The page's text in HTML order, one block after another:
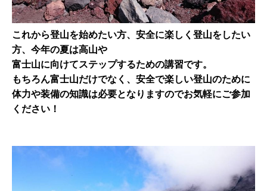
これから登山を始めたい方、安全に楽しく登山をしたい
方、今年の夏は高山や
富士山に向けてステップするための講習です。
もちろん富士山だけでなく、安全で楽しい登山のために
体力や装備の知識は必要となりますのでお気軽にご参加
ください！